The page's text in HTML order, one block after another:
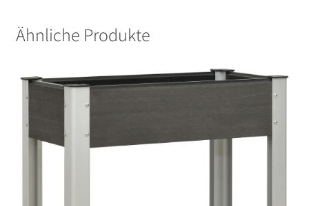
Ähnliche Produkte